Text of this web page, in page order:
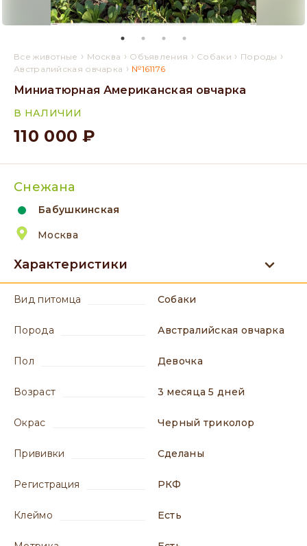
Все животные › Москва › Объявления › Собаки › Породы ›
Австралийская овчарка › №161176
Миниатюрная Американская овчарка
В НАЛИЧИИ
110 000 ₽
Снежана
Бабушкинская
Москва
Характеристики
вид питомца Собаки
порода Австралийская овчарка
пол девочка
возраст 3 месяца 5 дней
окрас Черный триколор
прививки сделаны
регистрация РКФ
клеймо есть